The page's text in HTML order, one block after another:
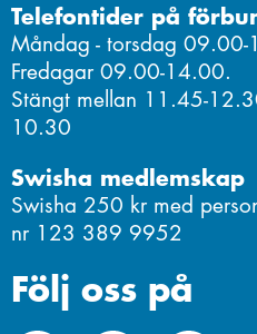
Telefontider på
Måndag - torsdag
Fredagar 09.00-14.00.
Stängt mellan 11.45-
10.30
Swisha medlemskap
Swisha 250 kr med
nr 123 389 9952
Följ oss på